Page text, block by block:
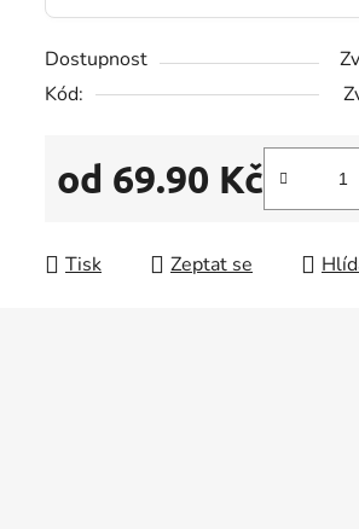
hvězdiček.
Dostupnost
Kód:
od 69.90 Kč
Tisk Zeptat se